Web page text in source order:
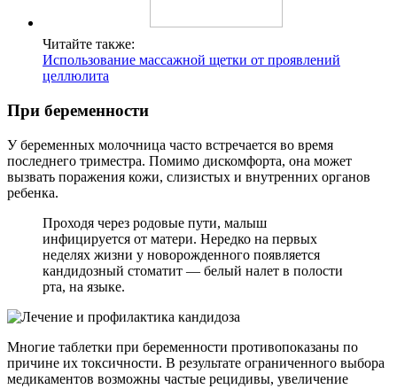
Читайте также:
Использование массажной щетки от проявлений
целлюлита
При беременности
У беременных молочница часто встречается во время
последнего триместра. Помимо дискомфорта, она может
вызвать поражения кожи, слизистых и внутренних органов
ребенка.
Проходя через родовые пути, малыш
инфицируется от матери. Нередко на первых
неделях жизни у новорожденного появляется
кандидозный стоматит — белый налет в полости
рта, на языке.
Многие таблетки при беременности противопоказаны по
причине их токсичности. В результате ограниченного выбора
медикаментов возможны частые рецидивы, увеличение